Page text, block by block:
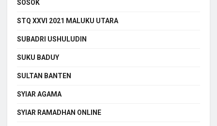
SOSOK
STQ XXVI 2021 MALUKU UTARA
SUBADRI USHULUDIN
SUKU BADUY
SULTAN BANTEN
SYIAR AGAMA
SYIAR RAMADHAN ONLINE